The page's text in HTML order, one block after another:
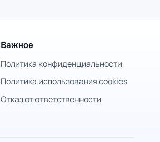
Важное
Политика конфиденциальности
Политика использования cookies
Отказ от ответственности